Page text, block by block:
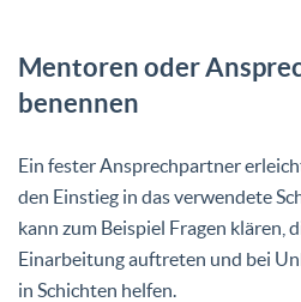
Mentoren oder
benennen
Ein fester Ansprechpartner
den Einstieg in das verwendete
kann zum Beispiel Fragen klären,
Einarbeitung auftreten und bei
in Schichten helfen.